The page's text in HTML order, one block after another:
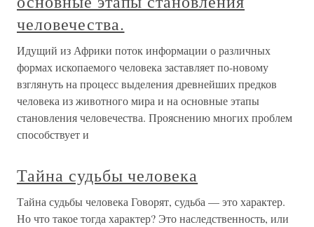
человечества.
Идущий из Африки поток информации о различных
формах ископаемого человека заставляет по-новому
взглянуть на процесс выделения древнейших предков
человека из животного мира и на основные этапы
становления человечества. Прояснению многих проблем
способствует и
Тайна судьбы человека
Тайна судьбы человека Говорят, судьба — это характер.
Но что такое тогда характер? Это наследственность, или